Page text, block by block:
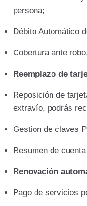
persona;
Débito Automático
Cobertura ante
Reemplazo de
Reposición de
extravío, podrás
Gestión de claves
Resumen de
Renovación
Pago de servicios